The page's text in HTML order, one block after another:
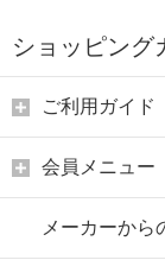
ショッピング
ご利用ガイド
会員メニュー
メーカーから